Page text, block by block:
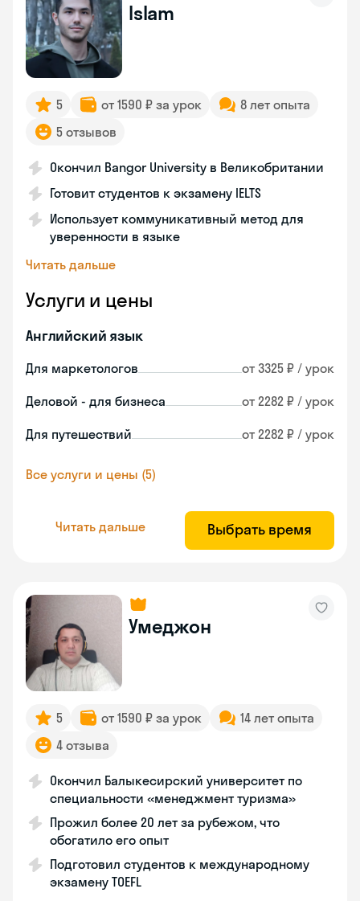
Islam
5 от 1590 ₽ за урок
8 лет опыта
5 отзывов
Окончил Bangor University в Великобритании
Готовит студентов к экзамену IELTS
Использует коммуникативный метод для
уверенности в языке
Читать дальше
Услуги и цены
Английский язык
Для маркетологов от 3325 ₽ / урок
Деловой - для бизнеса от 2282 ₽ / урок
Для путешествий от 2282 ₽ / урок
Все услуги и цены (5)
Читать дальше Выбрать время
Умеджон
5 от 1590 ₽ за урок
14 лет опыта
4 отзыва
Окончил Балыкесирский университет по
специальности «менеджмент туризма»
Прожил более 20 лет за рубежом, что
обогатило его опыт
Подготовил студентов к международному
экзамену TOEFL